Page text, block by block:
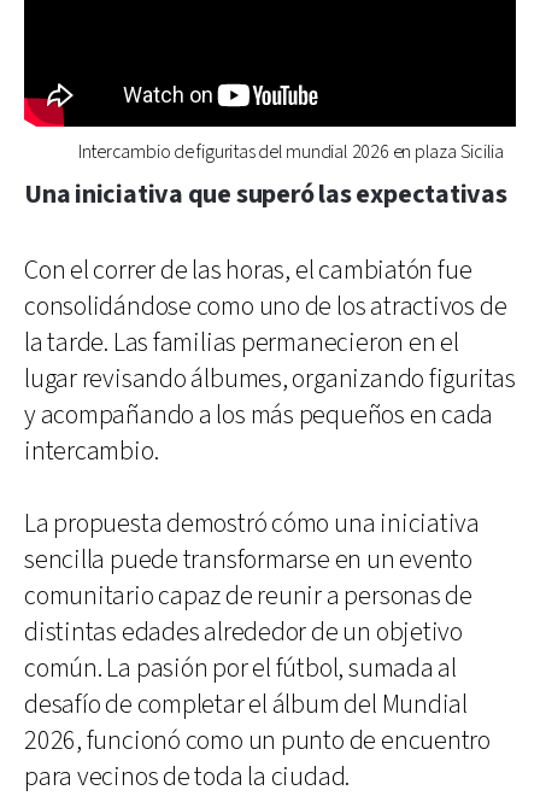
Intercambio de figuritas del mundial 2026 en plaza Sicilia
Una iniciativa que superó las expectativas
Con el correr de las horas, el cambiatón fue
consolidándose como uno de los atractivos de
la tarde. Las familias permanecieron en el
lugar revisando álbumes, organizando figuritas
y acompañando a los más pequeños en cada
intercambio.
La propuesta demostró cómo una iniciativa
sencilla puede transformarse en un evento
comunitario capaz de reunir a personas de
distintas edades alrededor de un objetivo
común. La pasión por el fútbol, sumada al
desafío de completar el álbum del Mundial
2026, funcionó como un punto de encuentro
para vecinos de toda la ciudad.